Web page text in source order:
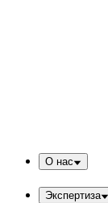
О нас
Экспертиза